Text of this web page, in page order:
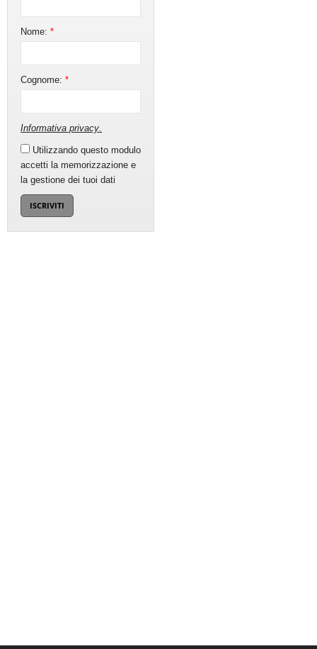
Nome:*
Cognome:*
Informativa privacy.
Utilizzando questo modulo
accetti la memorizzazione e
la gestione dei tuoi dati